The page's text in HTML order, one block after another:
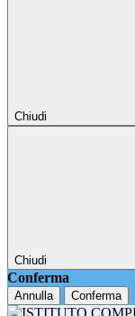
Chiudi
Chiudi
Conferma
Annulla Conferma